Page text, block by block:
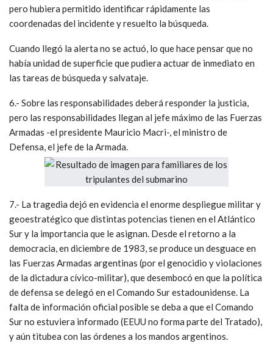
pero hubiera permitido identificar rápidamente las
coordenadas del incidente y resuelto la búsqueda.
Cuando llegó la alerta no se actuó, lo que hace pensar que no
había unidad de superficie que pudiera actuar de inmediato en
las tareas de búsqueda y salvataje.
6.- Sobre las responsabilidades deberá responder la justicia,
pero las responsabilidades llegan al jefe máximo de las Fuerzas
Armadas -el presidente Mauricio Macri-, el ministro de
Defensa, el jefe de la Armada.
7.- La tragedia dejó en evidencia el enorme despliegue militar y
geoestratégico que distintas potencias tienen en el Atlántico
Sur y la importancia que le asignan. Desde el retorno a la
democracia, en diciembre de 1983, se produce un desguace en
las Fuerzas Armadas argentinas (por el genocidio y violaciones
de la dictadura cívico-militar), que desembocó en que la política
de defensa se delegó en el Comando Sur estadounidense. La
falta de información oficial posible se deba a que el Comando
Sur no estuviera informado (EEUU no forma parte del Tratado),
y aún titubea con las órdenes a los mandos argentinos.